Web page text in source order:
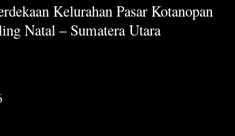
Kelurahan Pasar Kotanopan
Natal – Sumatera Utara